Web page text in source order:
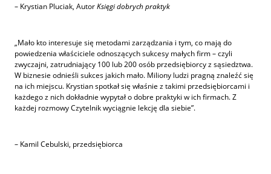
– Krystian Pluciak, AutorKsięgi dobrych praktyk
„Mało kto interesuje się metodami zarządzania i tym, co mają do
powiedzenia właściciele odnoszących sukcesy małych firm – czyli
zwyczajni, zatrudniający 100 lub 200 osób przedsiębiorcy z sąsiedztwa.
W biznesie odnieśli sukces jakich mało. Miliony ludzi pragną znaleźć się
na ich miejscu. Krystian spotkał się właśnie z takimi przedsiębiorcami i
każdego z nich dokładnie wypytał o dobre praktyki w ich firmach. Z
każdej rozmowy Czytelnik wyciągnie lekcję dla siebie”.
– Kamil Cebulski, przedsiębiorca